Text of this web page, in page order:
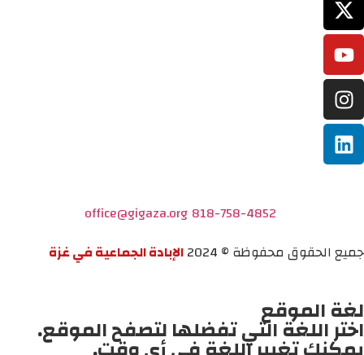
818-758-4852
office@gigaza.org
جميع الحقوق محفوظة © 2024
الإبادة الجماعية في غزة
لغة الموقع
اختر اللغة التي تفضلها لتصفح الموقع.